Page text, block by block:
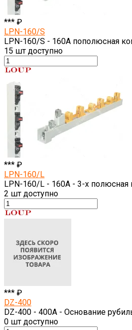
*** ₽
LPN-160/S
LPN-160/S - 160A пополюсная
15 шт доступно
*** ₽
LPN-160/L
LPN-160/L - 160A - 3-х полюсная
2 шт доступно
*** ₽
DZ-400
DZ-400 - 400A - Основание
0 шт доступно